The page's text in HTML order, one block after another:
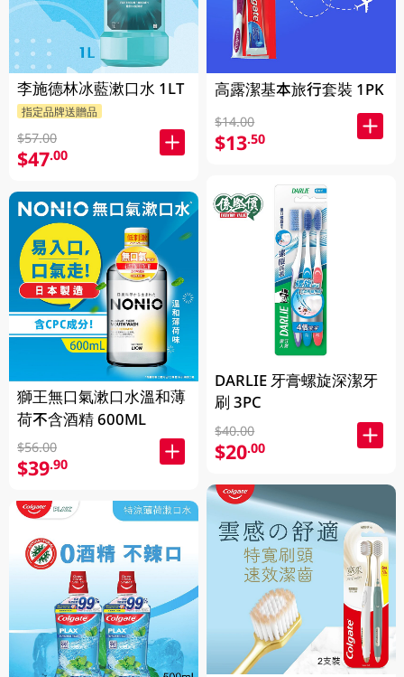
李施德林冰藍漱口水 1LT
指定品牌送贈品
$57.00
$47.00
獅王無口氣漱口水溫和薄
荷不含酒精 600ML
$56.00
$39.90
高露潔基本旅行套裝 1PK
$14.00
$13.50
DARLIE 牙膏螺旋深潔牙
刷 3PC
$40.00
$20.00